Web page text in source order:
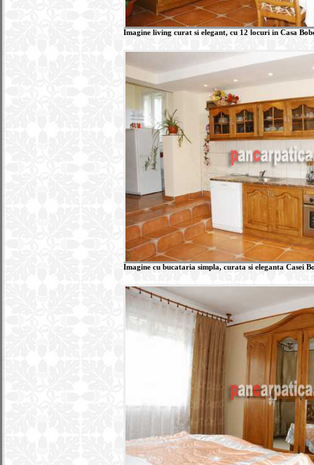
Imagine living curat si elegant, cu 12 locuri in Casa
Imagine cu bucataria simpla, curata si eleganta Casei